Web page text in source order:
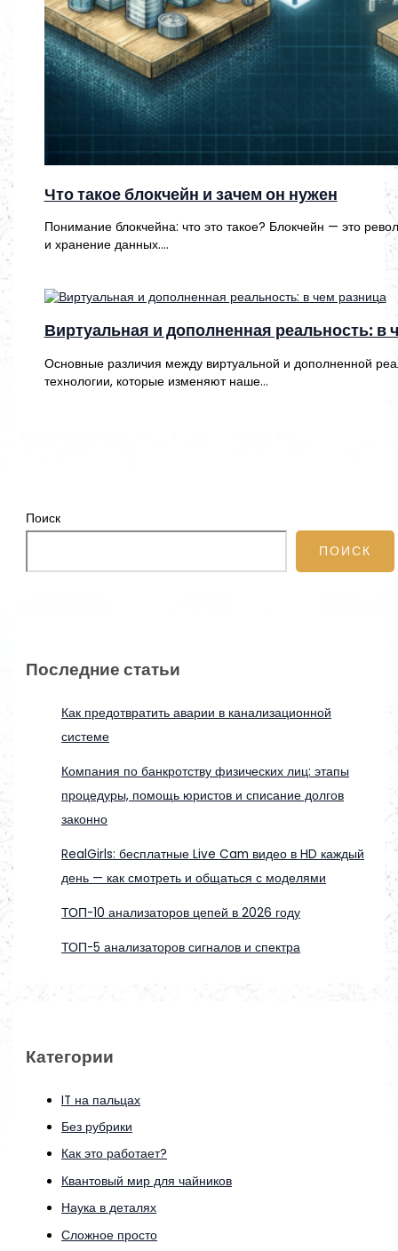
Что такое блокчейн и зачем он нужен
Понимание блокчейна: что это такое? Блокчейн — это
и хранение данных.…
Виртуальная и дополненная реальность: в
Основные различия между виртуальной и дополненной
технологии, которые изменяют наше…
Поиск
ПОИСК
Последние статьи
Как предотвратить аварии в канализационной
системе
Компания по банкротству физических лиц: этапы
процедуры, помощь юристов и списание долгов
законно
RealGirls: бесплатные Live Cam видео в HD каждый
день — как смотреть и общаться с моделями
ТОП-10 анализаторов цепей в 2026 году
ТОП-5 анализаторов сигналов и спектра
Категории
IT на пальцах
Без рубрики
Как это работает?
Квантовый мир для чайников
Наука в деталях
Сложное просто